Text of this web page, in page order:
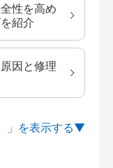
性を高め
紹介
因と修理
」を